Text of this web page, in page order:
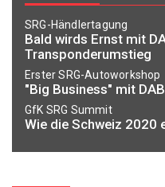
SRG-Händlertagung
Bald wirds Ernst mit
Transponderumstieg
Erster SRG-Autoworkshop
"Big Business" mit
GfK SRG Summit
Wie die Schweiz 2020